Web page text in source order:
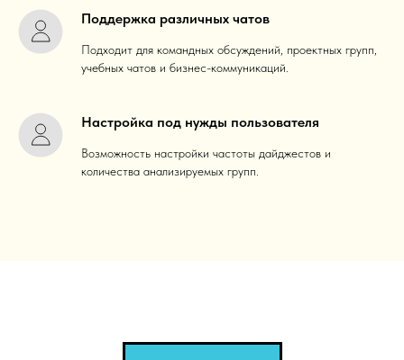
Поддержка различных чатов
Подходит для командных обсуждений, проектных групп,
учебных чатов и бизнес-коммуникаций.
Настройка под нужды пользователя
Возможность настройки частоты дайджестов и
количества анализируемых групп.